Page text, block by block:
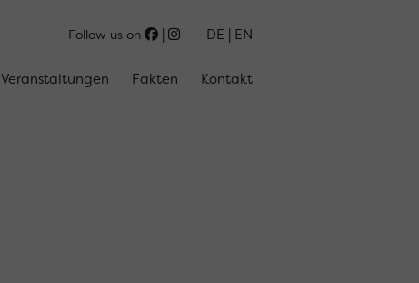
Follow us on DE EN
Veranstaltungen Fakten Kontakt